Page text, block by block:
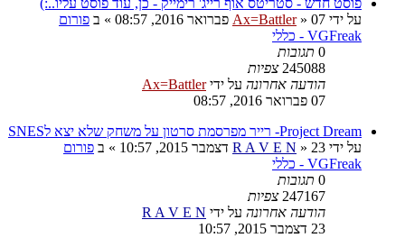
פוסט חדש - סטריטס אוף רייג' רימייק - כן, עוד פוסט עליו..:)
על ידי
Ax=Battler» 07 פברואר 2016, 08:57 » ב פורום
VGFreak - כללי
0 תגובות
245088 צפיות
הודעה אחרונה על ידיAx=Battler
07 פברואר 2016, 08:57
Project Dream- רייר מפרסמת סרטון על משחק שלא יצא לSNES
על ידי
R A V E N » 23 דצמבר 2015, 10:57 » ב פורום
VGFreak - כללי
0 תגובות
247167 צפיות
הודעה אחרונה על ידי R A V E N
23 דצמבר 2015, 10:57